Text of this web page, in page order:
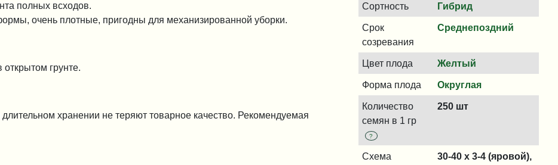
Сортность Гибрид
Срок
созревания
Среднепоздний
Цвет плода Желтый
Форма плода Округлая
Количество
семян в 1 гр
?
250 шт
Схема
30-40 x 3-4 (яровой),
полных всходов.
очень плотные, пригодны для механизированной уборки.
грунте.
хранении не теряют товарное качество. Рекомендуемая